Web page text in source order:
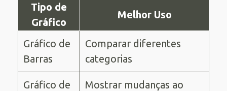
Tipo de
Gráfico
Melhor Uso
Gráfico de
Barras
Comparar diferentes
categorias
Gráfico de
Mostrar mudanças ao